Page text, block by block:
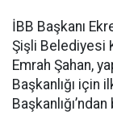
İBB Başkanı
Şişli Belediyesi
Emrah Şahan,
Başkanlığı için
Başkanlığı’ndan